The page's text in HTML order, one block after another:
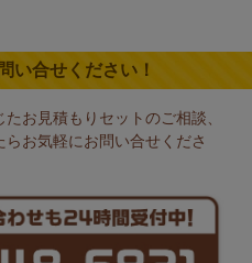
い合せください！
お見積もりセットのご相談、
お気軽にお問い合せくださ